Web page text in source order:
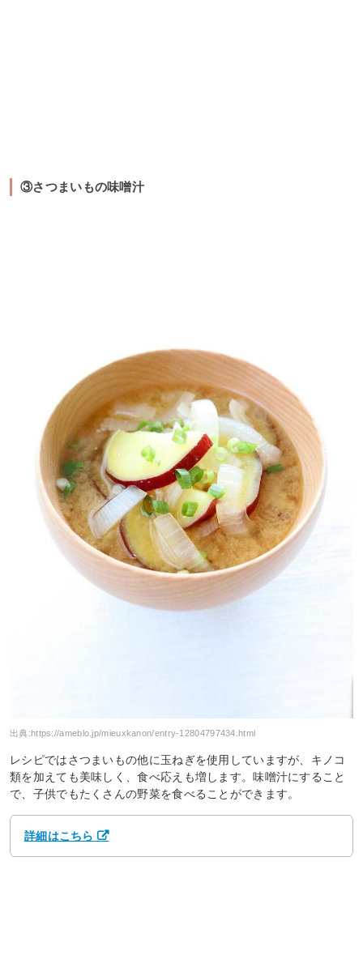
③さつまいもの味噌汁
出典: https://ameblo.jp/mieuxkanon/entry-12804797434.html
レシピではさつまいもの他に玉ねぎを使用していますが、キノコ
類を加えても美味しく、食べ応えも増します。味噌汁にすること
で、子供でもたくさんの野菜を食べることができます。
詳細はこちら